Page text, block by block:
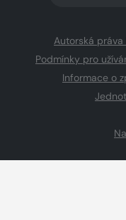
Autorská
Podmínky pro
Informace o